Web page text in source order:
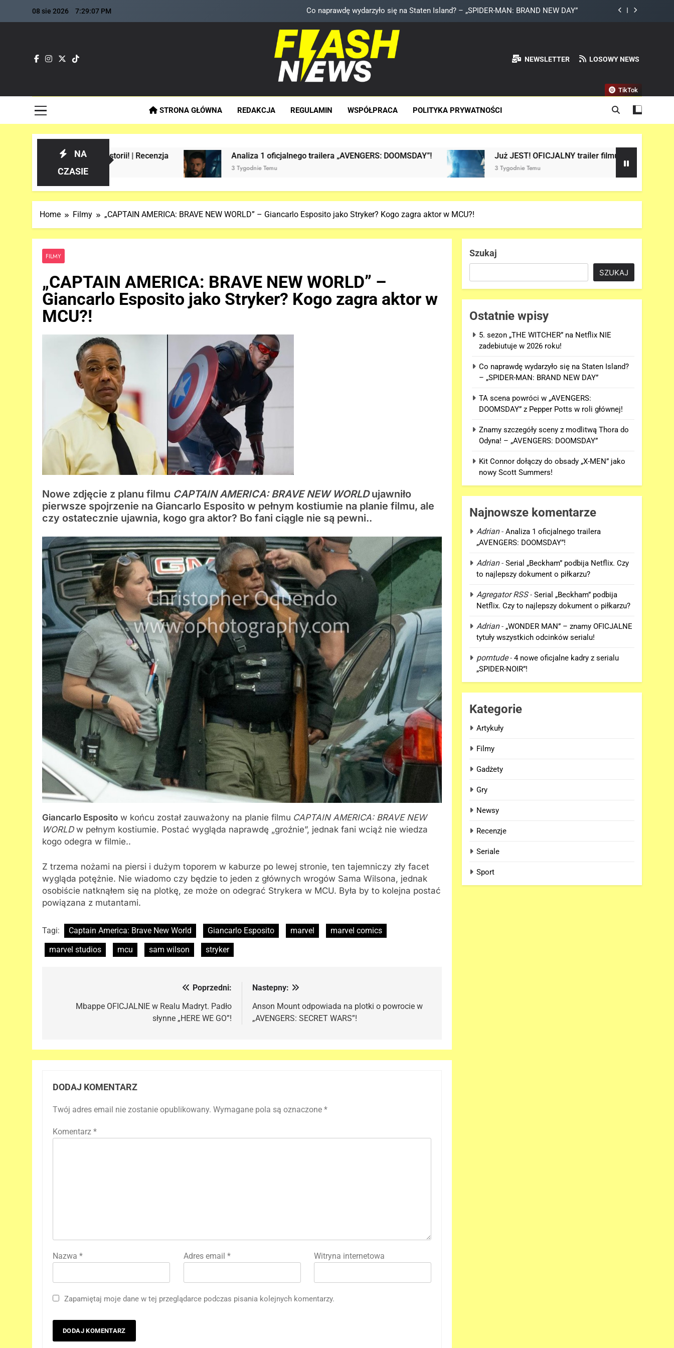
08 sie 2026 7:29:08 PM
Znamy szczegóły sceny z modlitwą Thora do Odyna! – „AVENGERS: DOOMSDAY”
5. sezon „THE WITCHER” na Netflix NIE zadebiutuje w 2026 roku!
Co naprawdę wydarzyło się na Staten Island? – „SPIDER-MAN: BRAND NEW DAY”
TA scena powróci w „AVENGERS: DOOMSDAY” z Pepper Potts w roli głównej!
Flash News
Najszybsza Dawka Newsów W Sieci
NEWSLETTER LOSOWY NEWS
STRONA GŁÓWNA REDAKCJA REGULAMIN WSPÓŁPRACA POLITYKA PRYWATNOŚCI
TikTok
NA
CZASIE
w historii! | Recenzja Analiza 1 oficjalnego trailera „AVENGERS: DOOMSDAY”!
3 Tygodnie Temu
Już JEST! OFICJALNY trailer filmu „AVENGERS: DOOMSDAY” w sieci!
3 Tygodnie Temu
Home Filmy „CAPTAIN AMERICA: BRAVE NEW WORLD” – Giancarlo Esposito jako Stryker? Kogo zagra aktor w MCU?!
FILMY
„CAPTAIN AMERICA: BRAVE NEW WORLD” –
Giancarlo Esposito jako Stryker? Kogo zagra aktor w
MCU?!
Nowe zdjęcie z planu filmu CAPTAIN AMERICA: BRAVE NEW WORLDujawniło
pierwsze spojrzenie na Giancarlo Esposito w pełnym kostiumie na planie filmu, ale
czy ostatecznie ujawnia, kogo gra aktor? Bo fani ciągle nie są pewni..
Giancarlo Esposito w końcu został zauważony na planie filmu CAPTAIN AMERICA: BRAVE NEW
WORLDw pełnym kostiumie. Postać wygląda naprawdę „groźnie”, jednak fani wciąż nie wiedza
kogo odegra w filmie..
Z trzema nożami na piersi i dużym toporem w kaburze po lewej stronie, ten tajemniczy zły facet
wygląda potężnie. Nie wiadomo czy będzie to jeden z głównych wrogów Sama Wilsona, jednak
osobiście natknąłem się na plotkę, ze może on odegrać Strykera w MCU. Była by to kolejna postać
powiązana z mutantami.
Tagi: Captain America: Brave New World Giancarlo Esposito marvel
marvel comics
marvel studios
mcu sam wilson stryker
wpisu
Poprzedni:
Mbappe OFICJALNIE w Realu Madryt. Padło
słynne „HERE WE GO”!
Nastepny:
Anson Mount odpowiada na plotki o powrocie w
„AVENGERS: SECRET WARS”!
DODAJ KOMENTARZ
Twój adres email nie zostanie opublikowany. Wymagane pola są oznaczone *
Komentarz *
Nazwa * Adres email * Witryna internetowa
Zapamiętaj moje dane w tej przeglądarce podczas pisania kolejnych komentarzy.
Szukaj
SZUKAJ
Ostatnie wpisy
5. sezon „THE WITCHER” na Netflix NIE
zadebiutuje w 2026 roku!
Co naprawdę wydarzyło się na Staten Island?
– „SPIDER-MAN: BRAND NEW DAY”
TA scena powróci w „AVENGERS:
DOOMSDAY” z Pepper Potts w roli głównej!
Znamy szczegóły sceny z modlitwą Thora do
Odyna! – „AVENGERS: DOOMSDAY”
Kit Connor dołączy do obsady „X-MEN” jako
nowy Scott Summers!
Najnowsze komentarze
Adrian-Analiza 1 oficjalnego trailera
„AVENGERS: DOOMSDAY”!
Adrian-Serial „Beckham” podbija Netflix. Czy
to najlepszy dokument o piłkarzu?
Agregator RSS-Serial „Beckham” podbija
Netflix. Czy to najlepszy dokument o piłkarzu?
Adrian- „WONDER MAN” – znamy OFICJALNE
tytuły wszystkich odcinków serialu!
porntude-4 nowe oficjalne kadry z serialu
„SPIDER-NOIR”!
Kategorie
Artykuły
Filmy
Gadżety
Gry
Newsy
Recenzje
Seriale
Sport
Kit Connor dołączy do obsady
NEWSY